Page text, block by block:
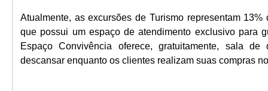
Atualmente, as excursões de Turismo representam
que possui um espaço de atendimento exclusivo para
Espaço Convivência oferece, gratuitamente, sala
descansar enquanto os clientes realizam suas compras